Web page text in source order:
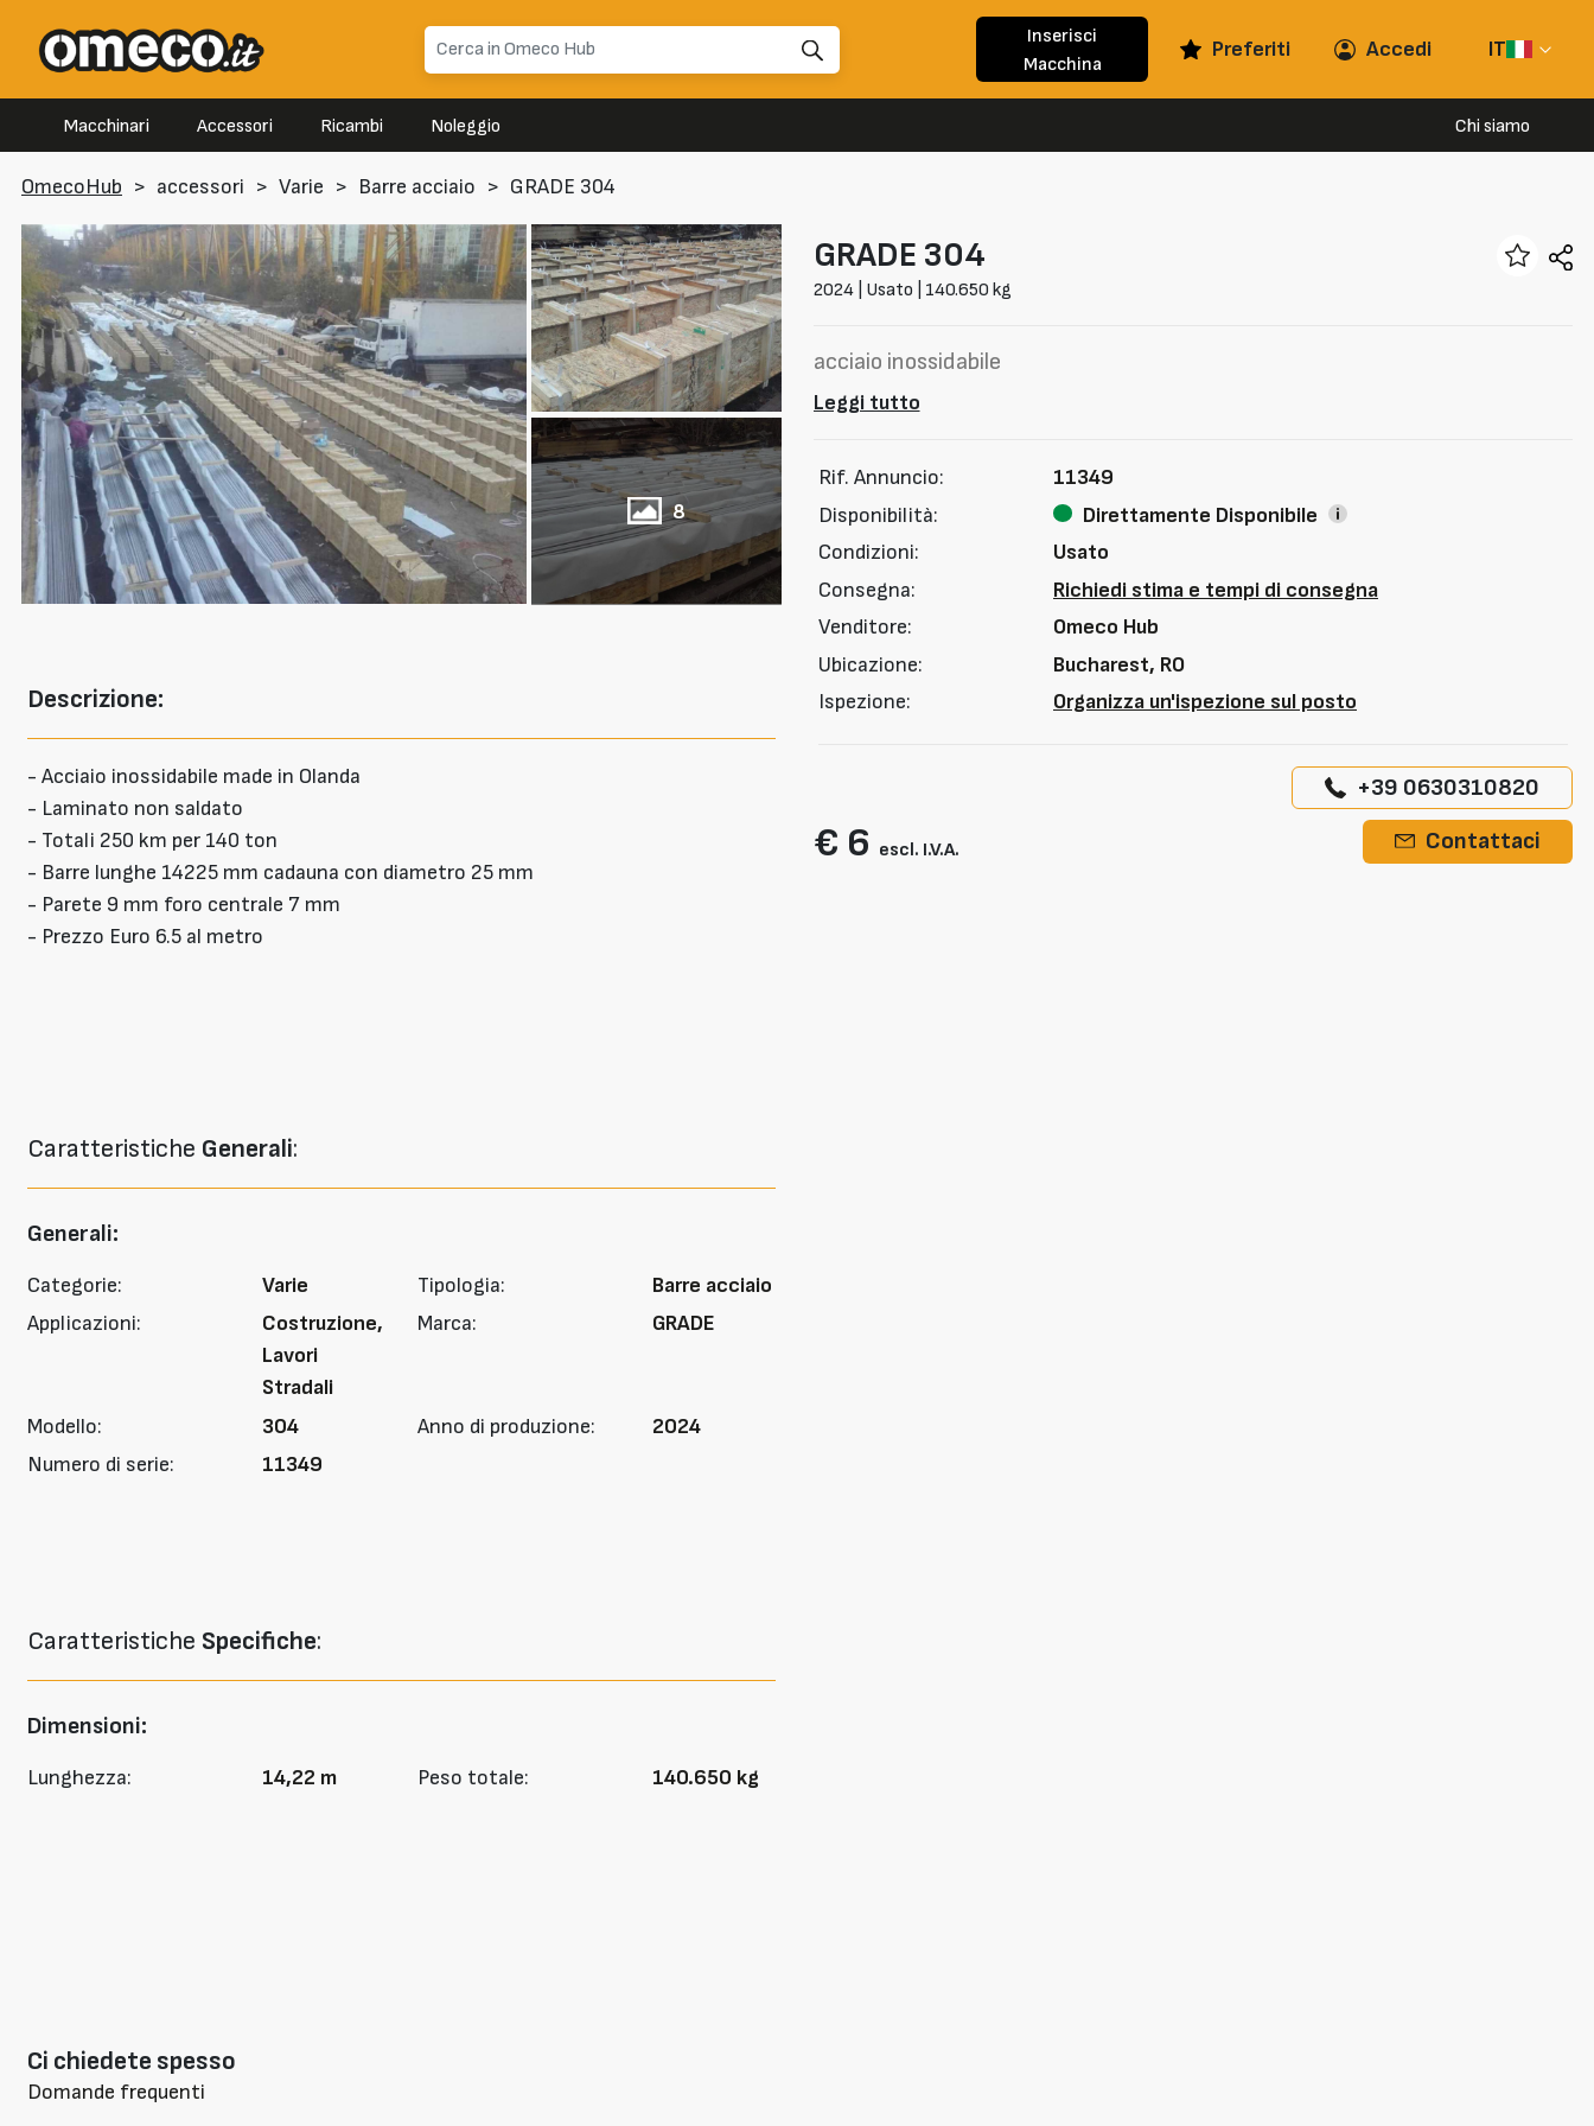
Inserisci
Macchina
Preferiti Accedi IT
Macchinari Accessori Ricambi Noleggio Chi siamo
OmecoHub > accessori > Varie > Barre acciaio > GRADE 304
8
Descrizione:
- Acciaio inossidabile made in Olanda
- Laminato non saldato
- Totali 250 km per 140 ton
- Barre lunghe 14225 mm cadauna con diametro 25 mm
- Parete 9 mm foro centrale 7 mm
- Prezzo Euro 6.5 al metro
Caratteristiche Generali:
Generali:
Categorie: Varie Tipologia:
Barre acciaio
Applicazioni:
Costruzione,
Lavori
Stradali
Marca: GRADE
Modello: 304 Anno di produzione:
2024
Numero di serie:
11349
Caratteristiche Specifiche:
Dimensioni:
Lunghezza: 14,22 m Peso totale: 140.650 kg
Ci chiedete spesso
Domande frequenti
GRADE 304
2024 | Usato | 140.650 kg
acciaio inossidabile
Leggi tutto
Rif. Annuncio:
11349
Disponibilità:
Direttamente Disponibile
Condizioni:
Usato
Consegna:
Richiedi stima e tempi di consegna
Venditore:
Omeco Hub
Ubicazione:
Bucharest, RO
Ispezione:
Organizza un'ispezione sul posto
€ 6 escl. I.V.A.
+39 0630310820
Contattaci